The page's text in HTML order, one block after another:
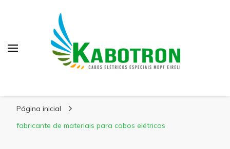
Página inicial
fabricante de materiais para cabos elétricos